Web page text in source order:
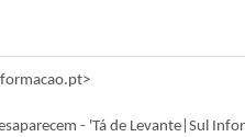
- 'Tá de Levante|Sul